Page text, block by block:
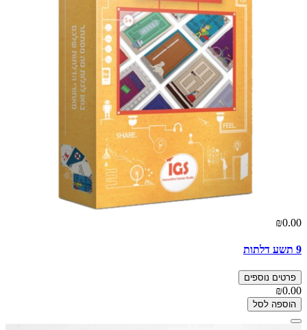
₪0.00
9 תשע דלתות
פרטים נוספים
₪0.00
הוספה לסל